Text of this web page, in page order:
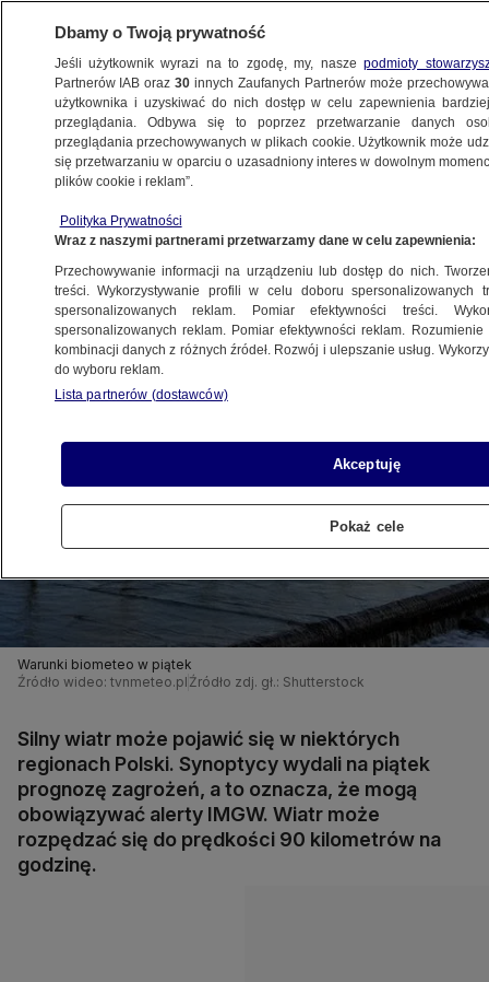
METEO
PROGNOZA
Wydano prognozę zagrożeń
14.10.2021, 06:24Aktualizacja: 15.10.2021, 06:18
Udostępnij
Warunki biometeo w piątek
Źródło wideo: tvnmeteo.pl Źródło zdj. gł.: Shutterstock
Silny wiatr może pojawić się w niektórych
regionach Polski. Synoptycy wydali na piątek
prognozę zagrożeń, a to oznacza, że mogą
obowiązywać alerty IMGW. Wiatr może
rozpędzać się do prędkości 90 kilometrów na
godzinę.
Dbamy o Twoją prywatność
Jeśli użytkownik wyrazi na to zgodę, my, naszepodmioty
Partnerów IAB oraz30 innych Zaufanych Partnerów może
użytkownika i uzyskiwać do nich dostęp w celu zapewnienia
przeglądania. Odbywa się to poprzez przetwarzanie danych
przeglądania przechowywanych w plikach cookie. Użytkownik może
się przetwarzaniu w oparciu o uzasadniony interes w dowolnym
plików cookie i reklam”.
Polityka Prywatności
Wraz z naszymi partnerami przetwarzamy dane w celu zapewnienia:
Przechowywanie informacji na urządzeniu lub dostęp do nich.
treści. Wykorzystywanie profili w celu doboru spersonalizowanych
spersonalizowanych reklam. Pomiar efektywności treści.
spersonalizowanych reklam. Pomiar efektywności reklam.
kombinacji danych z różnych źródeł. Rozwój i ulepszanie usług.
do wyboru reklam.
Lista partnerów (dostawców)
Akceptuję
Pokaż cele